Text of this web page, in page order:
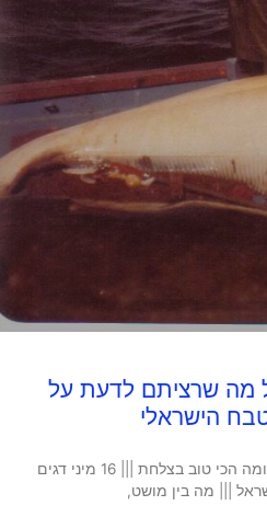
מה שרציתם לדעת על
הישראלי
דני הדייג מספר על דיג, דגים ומה הכי טוב בצלחת ||| 16 מיני דגים
||| מה בין מושט,